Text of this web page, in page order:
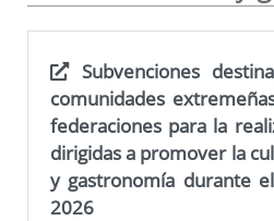
Bases de la convocatoria para
proyectos de acción social
Bases de la convocatoria para
proyectos en países en vías de
Subvenciones
comunidades
federaciones para la
dirigidas a promover la
y gastronomía durante
2026